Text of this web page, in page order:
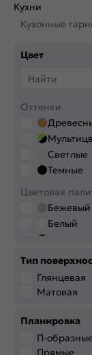
Кухни
Кухонные
Цвет
Оттенки
Светлые
Темные
Цветовая
Бежевый
Белый
Дерево
Зелёный
Золото
Тип
Глянцевая
Матовая
Планировка
П-
Прямые